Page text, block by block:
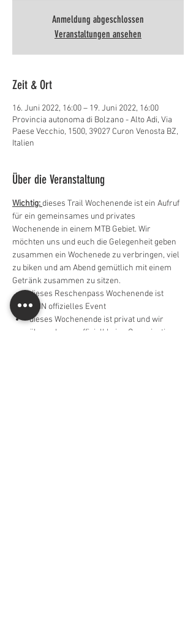
Anmeldung abgeschlossen
Veranstaltungen ansehen
Zeit & Ort
16. Juni 2022, 16:00 – 19. Juni 2022, 16:00
Provincia autonoma di Bolzano - Alto Adi, Via
Paese Vecchio, 1500, 39027 Curon Venosta BZ,
Italien
Über die Veranstaltung
Wichtig: dieses Trail Wochenende ist ein Aufruf
für ein gemeinsames und privates
Wochenende in einem MTB Gebiet. Wir
möchten uns und euch die Gelegenheit geben
zusammen ein Wochenede zu verbringen, viel
zu biken und am Abend gemütlich mit einem
Getränk zusammen zu sitzen.
dieses Reschenpass Wochenende ist
KEIN offizielles Event
dieses Wochenende ist privat und wir
übernehmen offiziell keine Organisation